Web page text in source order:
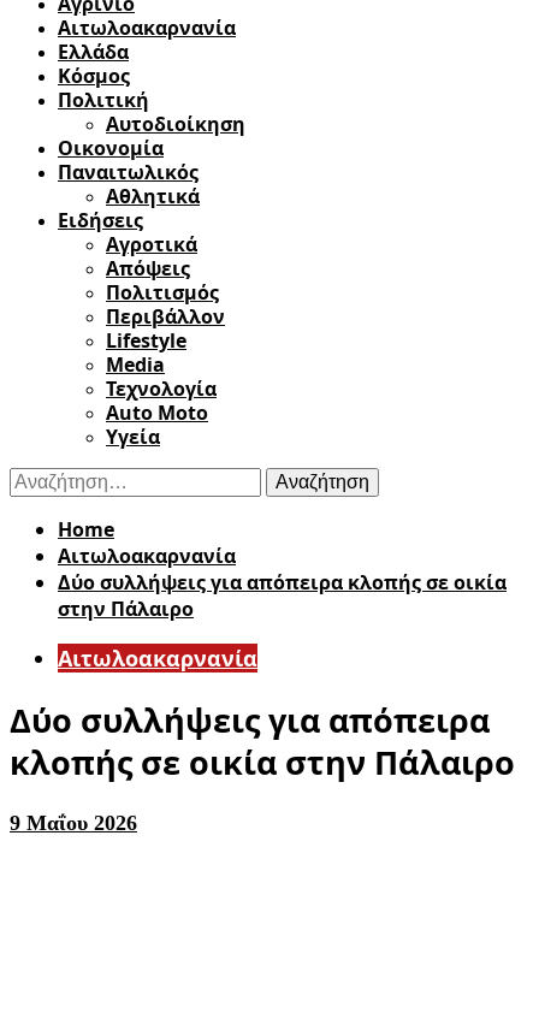
Αιτωλοακαρνανία
Ελλάδα
Κόσμος
Πολιτική
Αυτοδιοίκηση
Οικονομία
Παναιτωλικός
Αθλητικά
Ειδήσεις
Αγροτικά
Απόψεις
Πολιτισμός
Περιβάλλον
Lifestyle
Media
Τεχνολογία
Auto Moto
Υγεία
Αναζήτηση
για:
Home
Αιτωλοακαρνανία
Δύο συλλήψεις για απόπειρα κλοπής σε οικία
στην Πάλαιρο
Αιτωλοακαρνανία
Δύο συλλήψεις για απόπειρα
κλοπής σε οικία στην Πάλαιρο
9 Μαΐου 2026